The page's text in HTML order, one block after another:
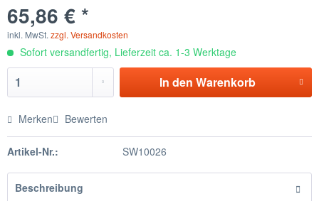
65,86 € *
inkl. MwSt. zzgl. Versandkosten
Sofort versandfertig, Lieferzeit ca. 1-3 Werktage
In den Warenkorb
Merken Bewerten
Artikel-Nr.: SW10026
Beschreibung